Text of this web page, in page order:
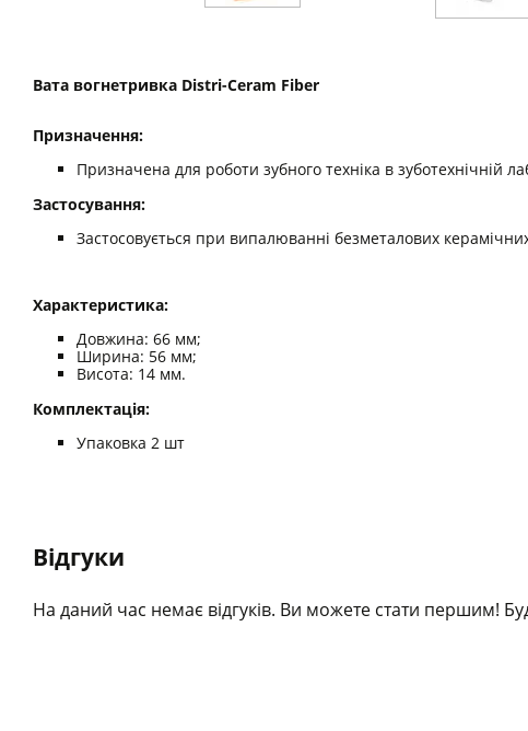
Вата вогнетривка Distri-Ceram Fiber
Призначення:
Призначена для роботи зубного техніка в зуботехнічній
Застосування:
Застосовується при випалюванні безметалових
Характеристика:
Довжина: 66 мм;
Ширина: 56 мм;
Висота: 14 мм.
Комплектація:
Упаковка 2 шт
Відгуки
На даний час немає відгуків. Ви можете стати першим!